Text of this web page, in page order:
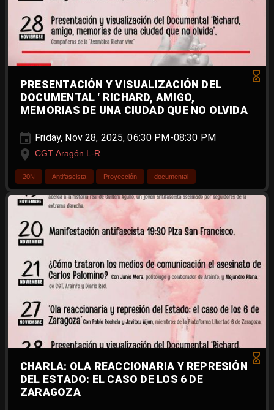
PRESENTACIÓN Y VISUALIZACIÓN DEL
DOCUMENTAL ‘ RICHARD, AMIGO,
MEMORIAS DE UNA CIUDAD QUE NO OLVIDA
Friday, Nov 28, 2025, 06:30 PM-08:30 PM
CGT Aragón L-R
20N Antifascista Proyección documental
CHARLA: OLA REACCIONARIA Y REPRESIÓN
DEL ESTADO: EL CASO DE LOS 6 DE
ZARAGOZA